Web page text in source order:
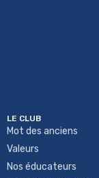
LE CLUB
Mot des anciens
Valeurs
Nos éducateurs